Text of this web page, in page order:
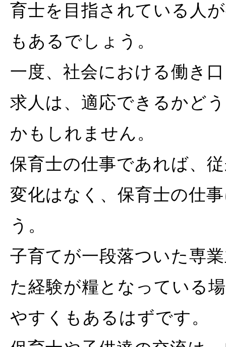
育士を目指されている人
もあるでしょう。
一度、社会における働き
求人は、適応できるかど
かもしれません。
保育士の仕事であれば、
変化はなく、保育士の仕
う。
子育てが一段落ついた専
た経験が糧となっている
やすくもあるはずです。